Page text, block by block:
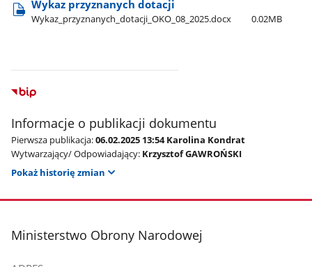
Wykaz przyznanych dotacji
Wykaz​_przyznanych​_dotacji​_OKO​_08​_2025.docx 0.02MB
Informacje o publikacji dokumentu
Pierwsza publikacja:06.02.2025 13:54 Karolina Kondrat
Wytwarzający/ Odpowiadający: Krzysztof GAWROŃSKI
Pokaż historię zmian
stopka
Ministerstwo Obrony Narodowej